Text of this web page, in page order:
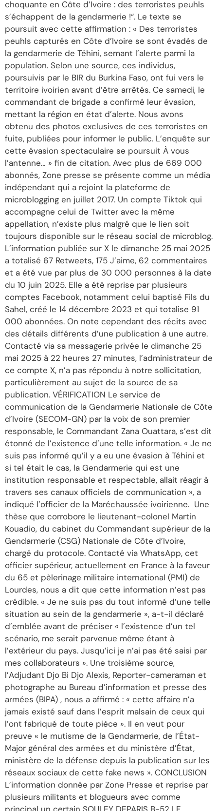
choquante en Côte d’Ivoire : des terroristes peuhls
s’échappent de la gendarmerie !“. Le texte se
poursuit avec cette affirmation : « Des terroristes
peuhls capturés en Côte d’Ivoire se sont évadés de
la gendarmerie de Téhini, semant l’alerte parmi la
population. Selon une source, ces individus,
poursuivis par le BIR du Burkina Faso, ont fui vers le
territoire ivoirien avant d’être arrêtés. Ce samedi, le
commandant de brigade a confirmé leur évasion,
mettant la région en état d’alerte. Nous avons
obtenu des photos exclusives de ces terroristes en
fuite, publiées pour informer le public. L’enquête sur
cette évasion spectaculaire se poursuit À vous
l’antenne… » fin de citation. Avec plus de 669 000
abonnés, Zone presse se présente comme un média
indépendant qui a rejoint la plateforme de
microblogging en juillet 2017. Un compte Tiktok qui
accompagne celui de Twitter avec la même
appellation, n’existe plus malgré que le lien soit
toujours disponible sur le réseau social de microblog.
L’information publiée sur X le dimanche 25 mai 2025
a totalisé 67 Retweets, 175 J’aime, 62 commentaires
et a été vue par plus de 30 000 personnes à la date
du 10 juin 2025. Elle a été reprise par plusieurs
comptes Facebook, notamment celui baptisé Fils du
Sahel, créé le 14 décembre 2023 et qui totalise 91
000 abonnées. On note cependant des récits avec
des détails différents d’une publication à une autre.
Contacté via sa messagerie privée le dimanche 25
mai 2025 à 22 heures 27 minutes, l’administrateur de
ce compte X, n’a pas répondu à notre sollicitation,
particulièrement au sujet de la source de sa
publication. VÉRIFICATION Le service de
communication de la Gendarmerie Nationale de Côte
d’Ivoire (SECOM-GN) par la voix de son premier
responsable, le Commandant Zana Ouattara, s’est dit
étonné de l’existence d’une telle information. « Je ne
suis pas informé qu’il y a eu une évasion à Téhini et
si tel était le cas, la Gendarmerie qui est une
institution responsable et respectable, allait réagir à
travers ses canaux officiels de communication », a
indiqué l’officier de la Maréchaussée ivoirienne. Une
thèse que corrobore le lieutenant-colonel Martin
Kouadio, du cabinet du Commandant supérieur de la
Gendarmerie (CSG) Nationale de Côte d’Ivoire,
chargé du protocole. Contacté via WhatsApp, cet
officier supérieur, actuellement en France à la faveur
du 65 et pèlerinage militaire international (PMI) de
Lourdes, nous a dit que cette information n’est pas
crédible. « Je ne suis pas du tout informé d’une telle
situation au sein de la gendarmerie », a-t-il déclaré
d’emblée avant de préciser « l’existence d’un tel
scénario, me serait parvenue même étant à
l’extérieur du pays. Jusqu’ici je n’ai pas été saisi par
mes collaborateurs ». Une troisième source,
l’Adjudant Djo Bi Djo Alexis, Reporter-cameraman et
photographe au Bureau d’information et presse des
armées (BIPA) , nous a affirmé : « cette affaire n’a
jamais existé sauf dans l’esprit malsain de ceux qui
l’ont fabriqué de toute pièce ». Il en veut pour
preuve « le mutisme de la Gendarmerie, de l’État-
Major général des armées et du ministère d’État,
ministère de la défense depuis la publication sur les
réseaux sociaux de cette fake news ». CONCLUSION
L’information donnée par Zone Presse et reprise par
plusieurs militants et blogueurs avec comme